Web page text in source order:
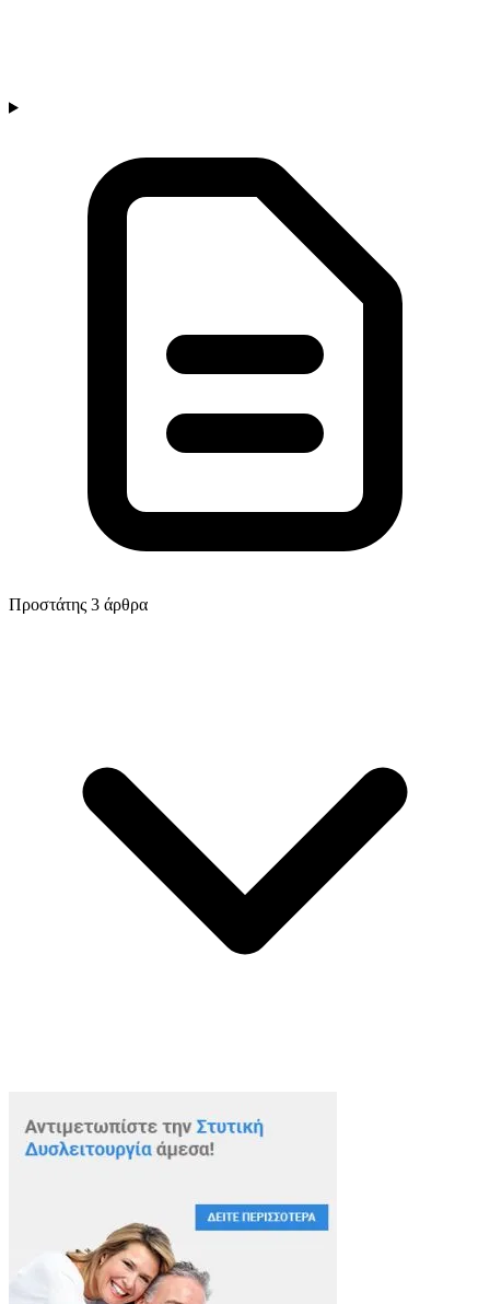
Προστάτης 3 άρθρα